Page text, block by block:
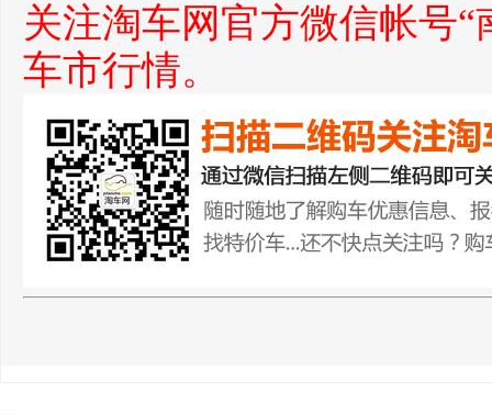
关注淘车网官方微信帐号
车市行情。